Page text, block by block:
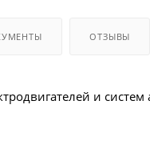
ОТЗЫВЫ
и